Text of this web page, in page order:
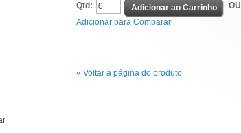
Qtd: Adicionar ao Carrinho
OU
Adicionar para Comparar
« Voltar à página do produto